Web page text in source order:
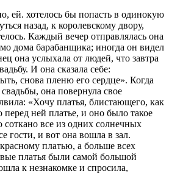
ей. хотелось бы попасть в одинокую
назад, к королевскому двору,
Каждый вечер отправлялась она
дома барабанщика; иногда он видел
она услыхала от людей, что завтра
И она сказала себе:
снова пленю его сердце». Когда
она повернула свое
«Хочу платья, блистающего, как
ней платье, и оно было такое
все из одних солнечных
гости, и вот она вошла в зал.
платью, а больше всех
платья были самой большой
к незнакомке и спросила,